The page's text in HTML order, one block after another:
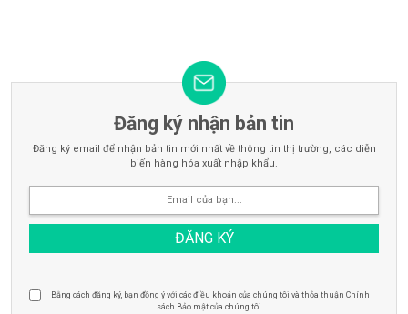
Đăng ký nhận bản tin
Đăng ký email để nhận bản tin mới nhất về thông tin thị trường, các diễn
biến hàng hóa xuất nhập khẩu.
Bằng cách đăng ký, bạn đồng ý với các điều khoản của chúng tôi và thỏa thuận Chính
sách Bảo mật của chúng tôi.